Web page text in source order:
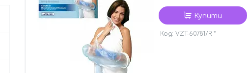
Купити
VZT-60781/R *